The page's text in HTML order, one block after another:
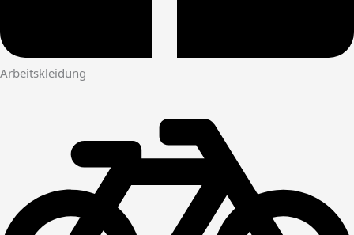
Arbeitskleidung